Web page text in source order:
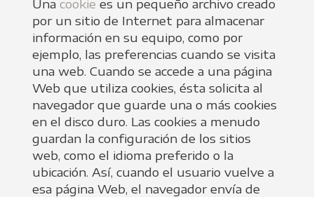
Una cookie es un pequeño archivo creado
por un sitio de Internet para almacenar
información en su equipo, como por
ejemplo, las preferencias cuando se visita
una web. Cuando se accede a una página
Web que utiliza cookies, ésta solicita al
navegador que guarde una o más cookies
en el disco duro. Las cookies a menudo
guardan la configuración de los sitios
web, como el idioma preferido o la
ubicación. Así, cuando el usuario vuelve a
esa página Web, el navegador envía de